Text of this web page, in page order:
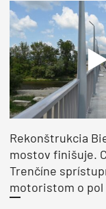
Rekonštrukcia
mostov finišuje.
Trenčíne
motoristom o pol